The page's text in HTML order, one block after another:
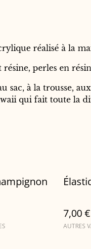
réalisé à la
perles en
sac, à la trousse,
qui fait toute la
7,00 €
AUTRES